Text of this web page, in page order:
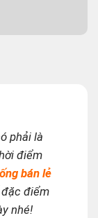
phải là
điểm
bán lẻ
điểm
nhé!